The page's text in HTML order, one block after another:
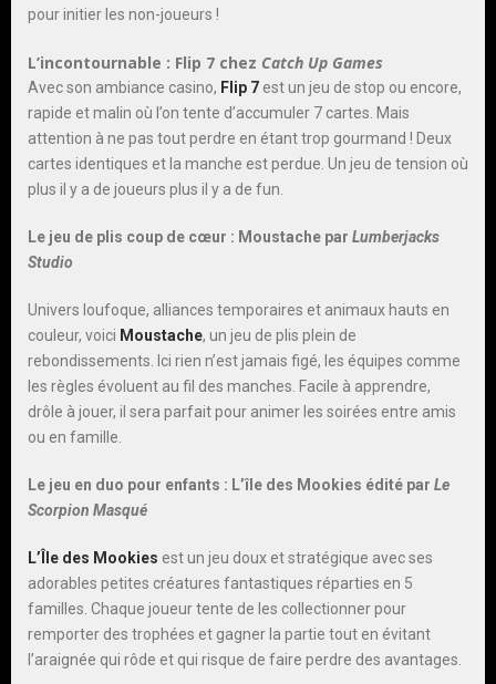
pour initier les non-joueurs !
L’incontournable : Flip 7 chez Catch Up Games
Avec son ambiance casino, Flip 7 est un jeu de stop ou encore,
rapide et malin où l’on tente d’accumuler 7 cartes. Mais
attention à ne pas tout perdre en étant trop gourmand ! Deux
cartes identiques et la manche est perdue. Un jeu de tension où
plus il y a de joueurs plus il y a de fun.
Le jeu de plis coup de cœur : Moustache par Lumberjacks
Studio
Univers loufoque, alliances temporaires et animaux hauts en
couleur, voici Moustache, un jeu de plis plein de
rebondissements. Ici rien n’est jamais figé, les équipes comme
les règles évoluent au fil des manches. Facile à apprendre,
drôle à jouer, il sera parfait pour animer les soirées entre amis
ou en famille.
Le jeu en duo pour enfants : L’île des Mookies édité par Le
Scorpion Masqué
L’Île des Mookies est un jeu doux et stratégique avec ses
adorables petites créatures fantastiques réparties en 5
familles. Chaque joueur tente de les collectionner pour
remporter des trophées et gagner la partie tout en évitant
l’araignée qui rôde et qui risque de faire perdre des avantages.